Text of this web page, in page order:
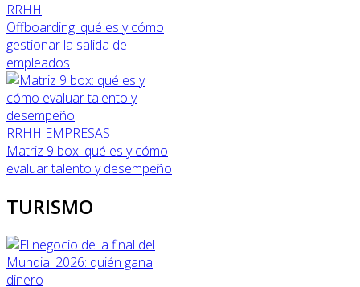
RRHH
Offboarding: qué es y cómo
gestionar la salida de
empleados
RRHH EMPRESAS
Matriz 9 box: qué es y cómo
evaluar talento y desempeño
TURISMO